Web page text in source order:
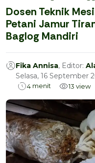
Dosen Teknik
Petani Jamur
Baglog Mandiri
Fika Annisa, Editor:
Selasa, 16 September
4 menit 13 view